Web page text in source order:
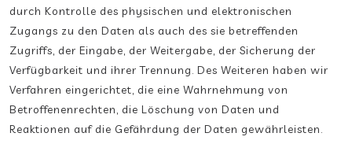
durch Kontrolle des physischen und elektronischen
Zugangs zu den Daten als auch des sie betreffenden
Zugriffs, der Eingabe, der Weitergabe, der Sicherung der
Verfügbarkeit und ihrer Trennung. Des Weiteren haben wir
Verfahren eingerichtet, die eine Wahrnehmung von
Betroffenenrechten, die Löschung von Daten und
Reaktionen auf die Gefährdung der Daten gewährleisten.